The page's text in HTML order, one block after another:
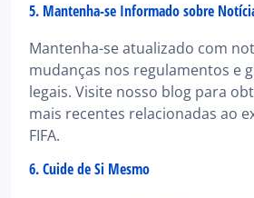
5. Mantenha-se Informado sobre
Mantenha-se atualizado com
mudanças nos regulamentos e
legais. Visite nosso blog para
mais recentes relacionadas ao
FIFA.
6. Cuide de Si Mesmo